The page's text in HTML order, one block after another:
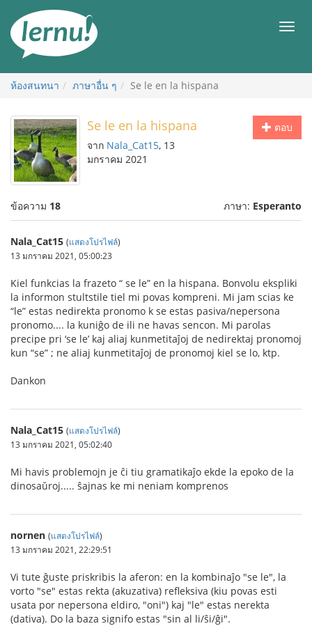
สารบัญ
เมนู
ห้องสนทนา ภาษาอื่น ๆ Se le en la hispana
ตอบ
Se le en la hispana
จาก Nala_Cat15, 13
มกราคม 2021
ข้อความ 18 ภาษา: Esperanto
Nala_Cat15 (แสดงโปรไฟล์)
13 มกราคม 2021, 05:00:23
Kiel funkcias la frazeto “ se le” en la hispana. Bonvolu ekspliki
la informon stultstile tiel mi povas kompreni. Mi jam scias ke
“le” estas nedirekta pronomo k se estas pasiva/nepersona
pronomo.... la kuniĝo de ili ne havas sencon. Mi parolas
precipe pri ‘se le’ kaj aliaj kunmetitaĵoj de nedirektaj pronomoj
kun “se” ; ne aliaj kunmetitaĵoj de pronomoj kiel se lo, ktp.
Dankon
Nala_Cat15 (แสดงโปรไฟล์)
13 มกราคม 2021, 05:02:40
Mi havis problemojn je ĉi tiu gramatikaĵo ekde la epoko de la
dinosaŭroj..... ŝajnas ke mi neniam komprenos
nornen (แสดงโปรไฟล์)
13 มกราคม 2021, 22:29:51
Vi tute ĝuste priskribis la aferon: en la kombinaĵo "se le", la
vorto "se" estas rekta (akuzativa) refleksiva (kiu povas esti
usata por nepersona eldiro, "oni") kaj "le" estas nerekta
(dativa). Do la baza signifo estas "sin al li/ŝi/ĝi".